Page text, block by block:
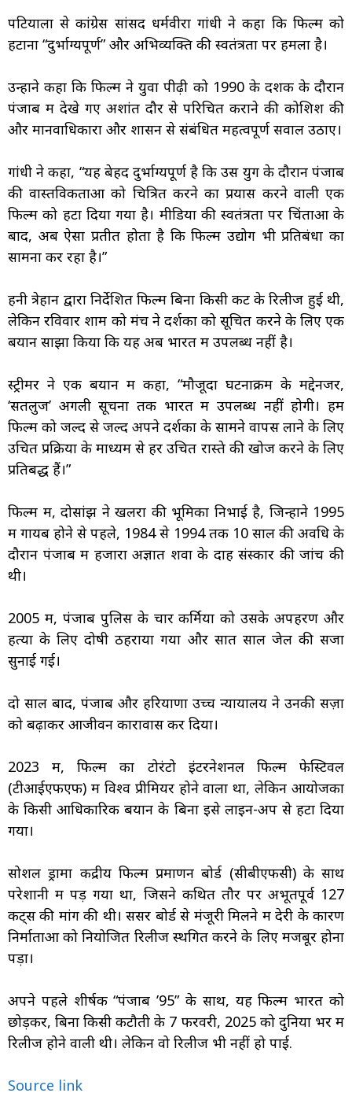
पटियाला से कांग्रेस सांसद धर्मवीरा गांधी ने कहा कि फिल्म को
हटाना “दुर्भाग्यपूर्ण” और अभिव्यक्ति की स्वतंत्रता पर हमला है।
उन्होंने कहा कि फिल्म ने युवा पीढ़ी को 1990 के दशक के दौरान
पंजाब में देखे गए अशांत दौर से परिचित कराने की कोशिश की
और मानवाधिकारों और शासन से संबंधित महत्वपूर्ण सवाल उठाए।
गांधी ने कहा, “यह बेहद दुर्भाग्यपूर्ण है कि उस युग के दौरान पंजाब
की वास्तविकताओं को चित्रित करने का प्रयास करने वाली एक
फिल्म को हटा दिया गया है। मीडिया की स्वतंत्रता पर चिंताओं के
बाद, अब ऐसा प्रतीत होता है कि फिल्म उद्योग भी प्रतिबंधों का
सामना कर रहा है।”
हनी त्रेहान द्वारा निर्देशित फिल्म बिना किसी कट के रिलीज हुई थी,
लेकिन रविवार शाम को मंच ने दर्शकों को सूचित करने के लिए एक
बयान साझा किया कि यह अब भारत में उपलब्ध नहीं है।
स्ट्रीमर ने एक बयान में कहा, “मौजूदा घटनाक्रम के मद्देनजर,
‘सतलुज’ अगली सूचना तक भारत में उपलब्ध नहीं होगी। हम
फिल्म को जल्द से जल्द अपने दर्शकों के सामने वापस लाने के लिए
उचित प्रक्रिया के माध्यम से हर उचित रास्ते की खोज करने के लिए
प्रतिबद्ध हैं।”
फिल्म में, दोसांझ ने खलरा की भूमिका निभाई है, जिन्होंने 1995
में गायब होने से पहले, 1984 से 1994 तक 10 साल की अवधि के
दौरान पंजाब में हजारों अज्ञात शवों के दाह संस्कार की जांच की
थी।
2005 में, पंजाब पुलिस के चार कर्मियों को उसके अपहरण और
हत्या के लिए दोषी ठहराया गया और सात साल जेल की सजा
सुनाई गई।
दो साल बाद, पंजाब और हरियाणा उच्च न्यायालय ने उनकी सज़ा
को बढ़ाकर आजीवन कारावास कर दिया।
2023 में, फिल्म का टोरंटो इंटरनेशनल फिल्म फेस्टिवल
(टीआईएफएफ) में विश्व प्रीमियर होने वाला था, लेकिन आयोजकों
के किसी आधिकारिक बयान के बिना इसे लाइन-अप से हटा दिया
गया।
सोशल ड्रामा केंद्रीय फिल्म प्रमाणन बोर्ड (सीबीएफसी) के साथ
परेशानी में पड़ गया था, जिसने कथित तौर पर अभूतपूर्व 127
कट्स की मांग की थी। सेंसर बोर्ड से मंजूरी मिलने में देरी के कारण
निर्माताओं को नियोजित रिलीज स्थगित करने के लिए मजबूर होना
पड़ा।
अपने पहले शीर्षक “पंजाब ’95” के साथ, यह फिल्म भारत को
छोड़कर, बिना किसी कटौती के 7 फरवरी, 2025 को दुनिया भर में
रिलीज होने वाली थी। लेकिन वो रिलीज भी नहीं हो पाई.
Source link